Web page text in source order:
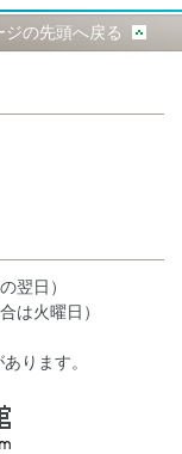
ジの先頭へ戻る
翌日）
は火曜日）
ります。